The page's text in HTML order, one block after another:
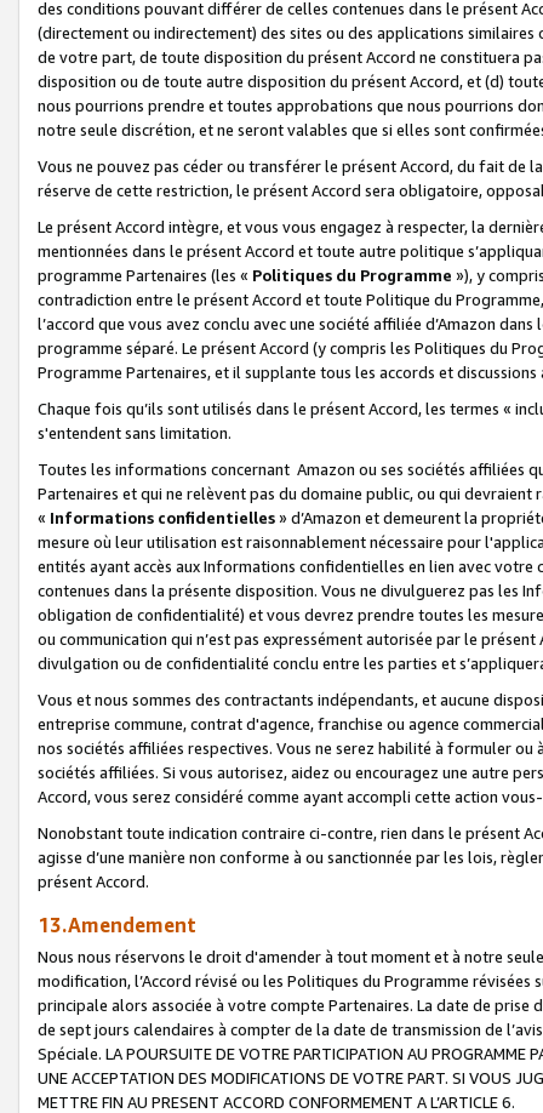
des conditions pouvant différer de celles contenues dans le présent
(directement ou indirectement) des sites ou des applications
de votre part, de toute disposition du présent Accord ne constituera
disposition ou de toute autre disposition du présent Accord, et (d)
nous pourrions prendre et toutes approbations que nous pourrions
notre seule discrétion, et ne seront valables que si elles sont
Vous ne pouvez pas céder ou transférer le présent Accord, du fait de
réserve de cette restriction, le présent Accord sera obligatoire,
Le présent Accord intègre, et vous vous engagez à respecter, la
mentionnées dans le présent Accord et toute autre politique
programme Partenaires (les « Politiques du Programme »), y
contradiction entre le présent Accord et toute Politique du
l’accord que vous avez conclu avec une société affiliée d’Amazon
programme séparé. Le présent Accord (y compris les Politiques du
Programme Partenaires, et il supplante tous les accords et discussions
Chaque fois qu’ils sont utilisés dans le présent Accord, les termes «
s'entendent sans limitation.
Toutes les informations concernant Amazon ou ses sociétés affiliées
Partenaires et qui ne relèvent pas du domaine public, ou qui
« Informations confidentielles» d’Amazon et demeurent la
mesure où leur utilisation est raisonnablement nécessaire pour
entités ayant accès aux Informations confidentielles en lien avec
contenues dans la présente disposition. Vous ne divulguerez pas les
obligation de confidentialité) et vous devrez prendre toutes les
ou communication qui n’est pas expressément autorisée par le
divulgation ou de confidentialité conclu entre les parties et
Vous et nous sommes des contractants indépendants, et aucune
entreprise commune, contrat d'agence, franchise ou agence
nos sociétés affiliées respectives. Vous ne serez habilité à formuler
sociétés affiliées. Si vous autorisez, aidez ou encouragez une autre
Accord, vous serez considéré comme ayant accompli cette action
Nonobstant toute indication contraire ci-contre, rien dans le présent
agisse d’une manière non conforme à ou sanctionnée par les lois,
présent Accord.
13.Amendement
Nous nous réservons le droit d'amender à tout moment et à notre
modification, l’Accord révisé ou les Politiques du Programme
principale alors associée à votre compte Partenaires. La date de
de sept jours calendaires à compter de la date de transmission de
Spéciale. LA POURSUITE DE VOTRE PARTICIPATION AU PROGRAMME
UNE ACCEPTATION DES MODIFICATIONS DE VOTRE PART. SI VOUS
METTRE FIN AU PRESENT ACCORD CONFORMEMENT A L’ARTICLE 6.